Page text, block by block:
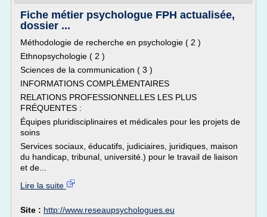
Fiche métier psychologue FPH actualisée,
dossier ...
Méthodologie de recherche en psychologie ( 2 )
Ethnopsychologie ( 2 )
Sciences de la communication ( 3 )
INFORMATIONS COMPLÉMENTAIRES
RELATIONS PROFESSIONNELLES LES PLUS
FRÉQUENTES :
Équipes pluridisciplinaires et médicales pour les projets de
soins
Services sociaux, éducatifs, judiciaires, juridiques, maison
du handicap, tribunal, université.) pour le travail de liaison
et de...
Lire la suite
Site : http://www.reseaupsychologues.eu